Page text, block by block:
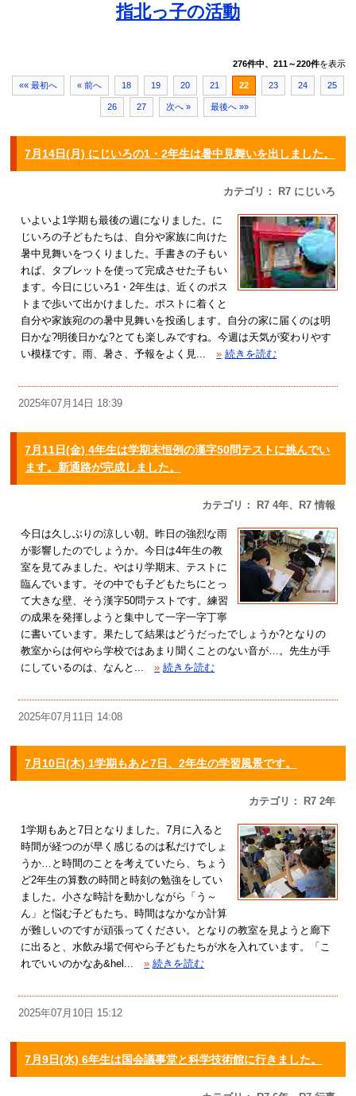
指北っ子の活動
276件中、211～220件を表示
«« 最初へ « 前へ 18 19 20 21 22 23 24 25
26 27 次へ » 最後へ »»
7月14日(月) にじいろの1・2年生は暑中見舞いを出しました。
カテゴリ： R7 にじいろ
いよいよ1学期も最後の週になりました。に
じいろの子どもたちは、自分や家族に向けた
暑中見舞いをつくりました。手書きの子もい
れば、タブレットを使って完成させた子もい
ます。今日にじいろ1・2年生は、近くのポス
トまで歩いて出かけました。ポストに着くと
自分や家族宛のの暑中見舞いを投函します。自分の家に届くのは明
日かな?明後日かな?とても楽しみですね。今週は天気が変わりやす
い模様です。雨、暑さ、予報をよく見...
» 続きを読む
2025年07月14日 18:39
7月11日(金) 4年生は学期末恒例の漢字50問テストに挑んでい
ます。新通路が完成しました。
カテゴリ： R7 4年、R7 情報
今日は久しぶりの涼しい朝。昨日の強烈な雨
が影響したのでしょうか。今日は4年生の教
室を見てみました。やはり学期末、テストに
臨んでいます。その中でも子どもたちにとっ
て大きな壁、そう漢字50問テストです。練習
の成果を発揮しようと集中して一字一字丁寧
に書いています。果たして結果はどうだったでしょうか?となりの
教室からは何やら学校ではあまり聞くことのない音が…。先生が手
にしているのは、なんと...
» 続きを読む
2025年07月11日 14:08
7月10日(木) 1学期もあと7日、2年生の学習風景です。
カテゴリ： R7 2年
1学期もあと7日となりました。7月に入ると
時間が経つのが早く感じるのは私だけでしょ
うか…と時間のことを考えていたら、ちょう
ど2年生の算数の時間と時刻の勉強をしてい
ました。小さな時計を動かしながら「う～
ん」と悩む子どもたち。時間はなかなか計算
が難しいのですが頑張ってください。となりの教室を見ようと廊下
に出ると、水飲み場で何やら子どもたちが水を入れています。「こ
れでいいのかなあ&hel...
» 続きを読む
2025年07月10日 15:12
7月9日(水) 6年生は国会議事堂と科学技術館に行きました。